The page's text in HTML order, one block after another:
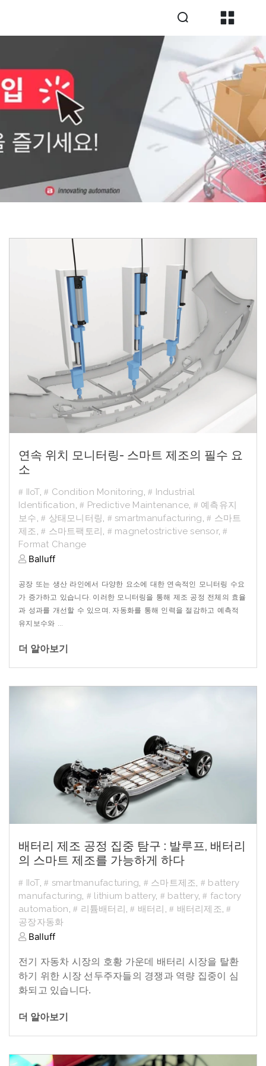
연속 위치 모니터링- 스마트 제조의 필수 요
소
IIoT, Condition Monitoring,
Industrial
Identification, Predictive Maintenance,
예측유지
보수, 상태모니터링, smartmanufacturing,
스마트
제조, 스마트팩토리, magnetostrictive sensor,
Format Change
Balluff
공장 또는 생산 라인에서 다양한 요소에 대한 연속적인 모니터링 수요
가 증가하고 있습니다. 이러한 모니터링을 통해 제조 공정 전체의 효율
과 성과를 개선할 수 있으며 , 자동화를 통해 인력을 절감하고 예측적
유지보수와 ...
더 알아보기
배터리 제조 공정 집중 탐구 : 발루프, 배터리
의 스마트 제조를 가능하게 하다
IIoT, smartmanufacturing, 스마트제조,
battery
manufacturing, lithium battery, battery,
factory
automation, 리튬배터리 , 배터리 , 배터리제조,
공장자동화
Balluff
전기 자동차 시장의 호황 가운데 배터리 시장을 탈환
하기 위한 시장 선두주자들의 경쟁과 역량 집중이 심
화되고 있습니다.
더 알아보기